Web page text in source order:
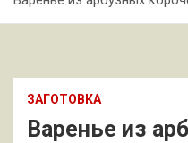
ЗАГОТОВКА
Варенье из